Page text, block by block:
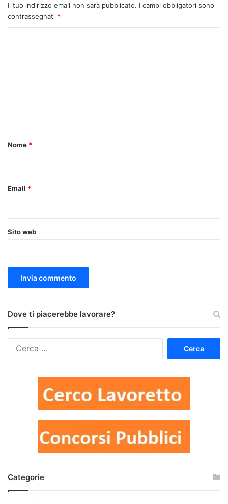
Il tuo indirizzo email non sarà pubblicato. I campi obbligatori sono
contrassegnati *
o
Nome *
Email *
Sito web
Dove ti piacerebbe lavorare?
Categorie